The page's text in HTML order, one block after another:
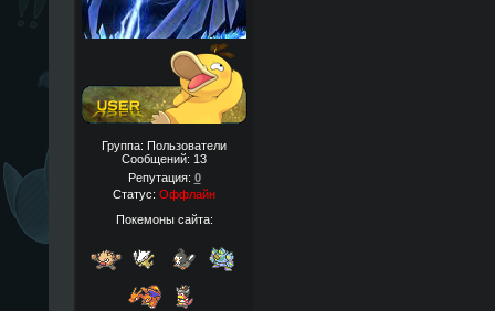
Группа: Пользователи
Сообщений: 13
Репутация: 0
Статус: Оффлайн
Покемоны сайта: